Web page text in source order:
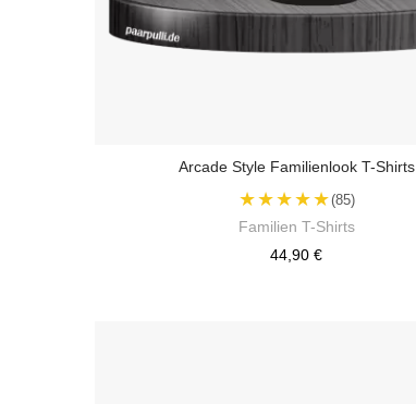
Arcade Style Familienlook T-Shirts
★★★★★(85)
Familien T-Shirts
44,90 €